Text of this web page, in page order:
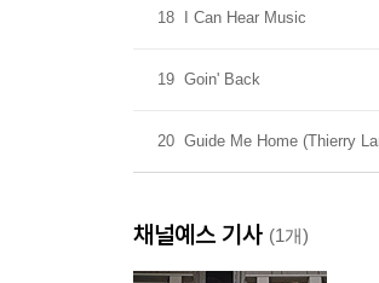
18 I Can Hear Music
19 Goin' Back
20 Guide Me Home (Thierry
채널예스 기사 (1개)